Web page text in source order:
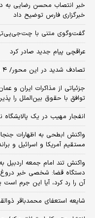
خبر انتصاب محسن رضایی به
خبرگزاری فارس توضیح داد
گفت‌وگوی متنی با
عراقچی پیام جدید صادر کرد
تصادف شدید در این محور/ ۴ نفر جان باختند
جزئیاتی از مذاکرات ایران و
توافق با حقوق بین‌الملل را
انفجار مهیب در یک
واکنش ابطحی به اظهارات
مستقیم آمریکا و اسرائیل و
واکنش تند امام جمعه اردبیل
دستگاه قضا: شخصی خبر
آن را رد کرد، آیا این جرم است
شایعه استعفای محمدباقر